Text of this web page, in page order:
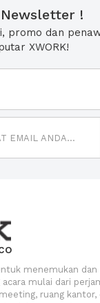
!
promo dan
XWORK!
menemukan dan
mulai dari
ruang kantor,